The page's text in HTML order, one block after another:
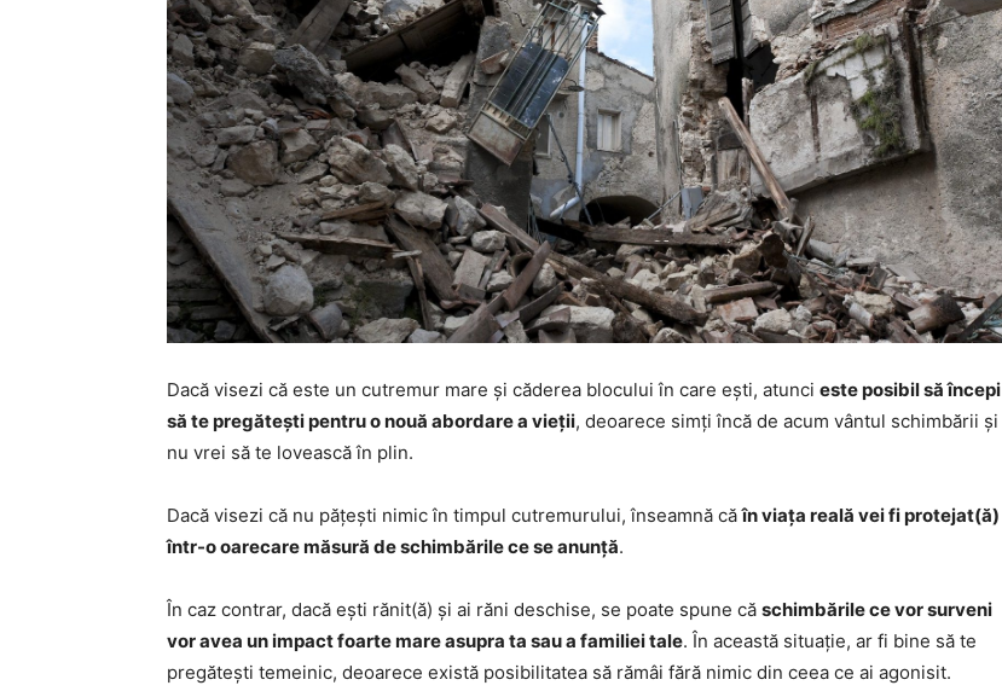
Dacă visezi că este un cutremur mare și căderea blocului în care ești, atunci este posibil să începi
să te pregătești pentru o nouă abordare a vieții, deoarece simți încă de acum vântul schimbării și
nu vrei să te lovească în plin.
Dacă visezi că nu pățești nimic în timpul cutremurului, înseamnă căîn viața reală vei fi protejat(ă)
într-o oarecare măsură de schimbările ce se anunță.
În caz contrar, dacă ești rănit(ă) și ai răni deschise, se poate spune că schimbările ce vor surveni
vor avea un impact foarte mare asupra ta sau a familiei tale. În această situație, ar fi bine să te
pregătești temeinic, deoarece există posibilitatea să rămâi fără nimic din ceea ce ai agonisit.